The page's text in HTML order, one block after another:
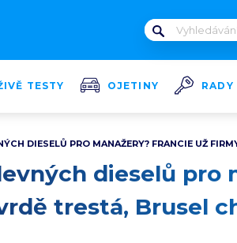
TESTY OJETINY RADY
DIESELŮ PRO MANAŽERY? FRANCIE UŽ
dieselů pro
trestá, Brusel